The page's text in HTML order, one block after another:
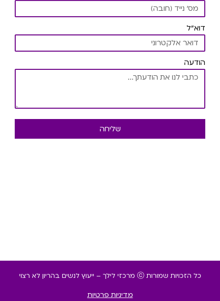
דוא"ל
הודעה
שליחה
כל הזכויות שמורות ⓒ מרכזי לילך – ייעוץ לנשים בהריון לא רצוי
מדיניות פרטיות